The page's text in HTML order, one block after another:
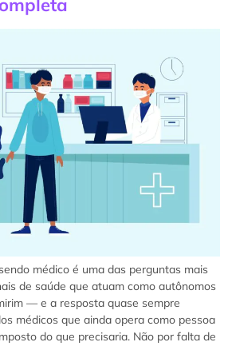
médico é uma das perguntas mais
de saúde que atuam como autônomos
— e a resposta quase sempre
médicos que ainda opera como pessoa
do que precisaria. Não por falta de